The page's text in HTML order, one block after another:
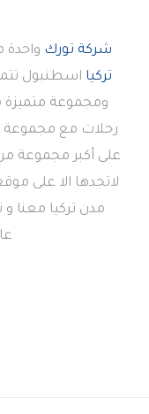
شركة تورك واحدة
تركيا اسطنبول
ومجموعة متميزة
رحلات مع مجموعة
على أكبر مجموعة من
لاتجدها الا على
مدن تركيا معنا و